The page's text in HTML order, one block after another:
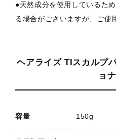
●天然成分を使用しているた
る場合がございますが、ご使
ヘアライズ TIスカルプ
ョ
容量 150g